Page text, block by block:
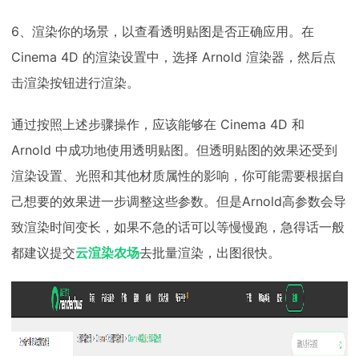
6、渲染你的场景，以查看透明贴图是否正确应用。在
Cinema 4D 的渲染设置中，选择 Arnold 渲染器，然后点
击渲染按钮进行渲染。
通过按照上述步骤操作，应该能够在 Cinema 4D 和
Arnold 中成功地使用透明贴图。但透明贴图的效果还受到
渲染设置、光照和其他材质属性的影响，你可能需要根据自
己想要的效果进一步调整这些参数。但是Arnold高参数会导
致渲染时间变长，如果不急的话可以等慢慢跑，急得话一般
都建议提交云渲染农场去批量渲染，出图很快。